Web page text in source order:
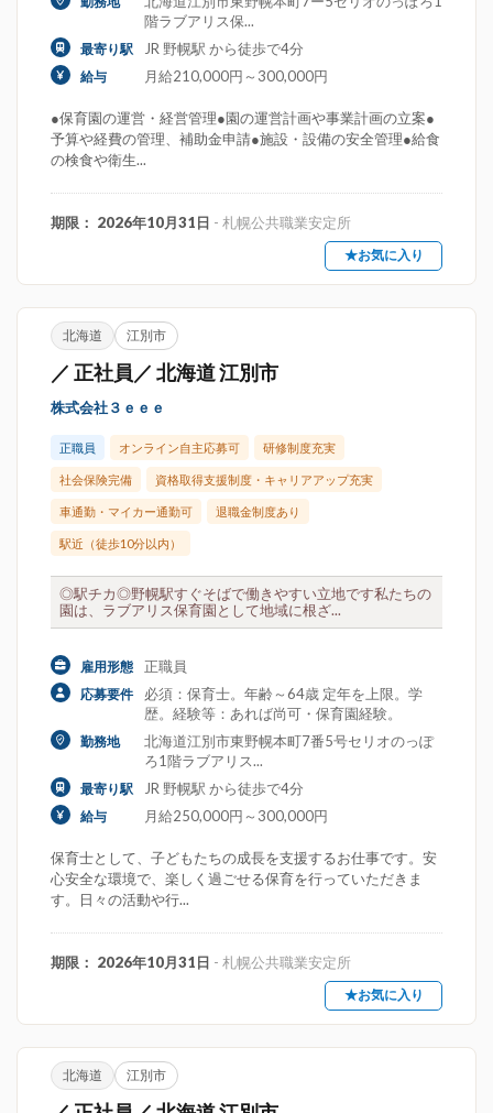
階ラブアリス保...
最寄り駅 JR 野幌駅 から徒歩で4分
給与 月給210,000円～300,000円
●保育園の運営・経営管理●園の運営計画や事業計画の立案●
予算や経費の管理、補助金申請●施設・設備の安全管理●給食
の検食や衛生...
期限： 2026年10月31日 - 札幌公共職業安定所
★お気に入り
北海道 江別市
／ 正社員／ 北海道 江別市
株式会社３ｅｅｅ
正職員 オンライン自主応募可 研修制度充実
社会保険完備 資格取得支援制度・キャリアアップ充実
車通勤・マイカー通勤可 退職金制度あり
駅近（徒歩10分以内）
◎駅チカ◎野幌駅すぐそばで働きやすい立地です私たちの
園は、ラブアリス保育園として地域に根ざ...
雇用形態 正職員
応募要件
必須：保育士。年齢～64歳 定年を上限。学
歴。経験等：あれば尚可・保育園経験。
勤務地
北海道江別市東野幌本町7番5号セリオのっぽ
ろ1階ラブアリス...
最寄り駅 JR 野幌駅 から徒歩で4分
給与 月給250,000円～300,000円
保育士として、子どもたちの成長を支援するお仕事です。安
心安全な環境で、楽しく過ごせる保育を行っていただきま
す。日々の活動や行...
期限： 2026年10月31日 - 札幌公共職業安定所
★お気に入り
北海道 江別市